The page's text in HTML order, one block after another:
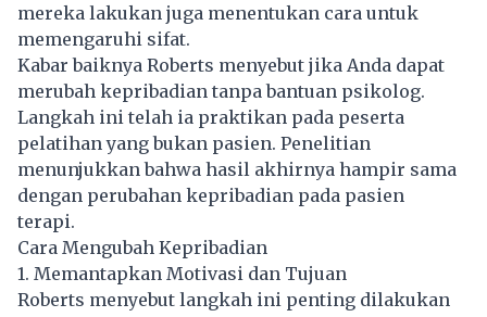
mereka lakukan juga menentukan cara untuk
memengaruhi sifat.
Kabar baiknya Roberts menyebut jika Anda dapat
merubah kepribadian tanpa bantuan psikolog.
Langkah ini telah ia praktikan pada peserta
pelatihan yang bukan pasien. Penelitian
menunjukkan bahwa hasil akhirnya hampir sama
dengan perubahan kepribadian pada pasien
terapi.
Cara Mengubah Kepribadian
1. Memantapkan Motivasi dan Tujuan
Roberts menyebut langkah ini penting dilakukan